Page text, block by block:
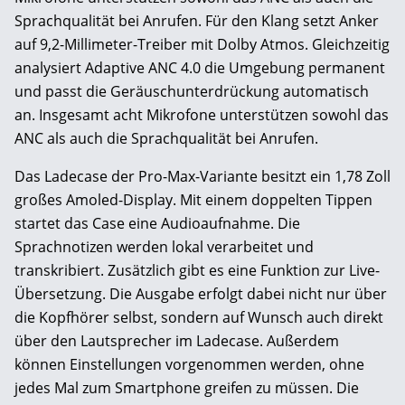
Sprachqualität bei Anrufen. Für den Klang setzt Anker
auf 9,2-Millimeter-Treiber mit Dolby Atmos. Gleichzeitig
analysiert Adaptive ANC 4.0 die Umgebung permanent
und passt die Geräuschunterdrückung automatisch
an. Insgesamt acht Mikrofone unterstützen sowohl das
ANC als auch die Sprachqualität bei Anrufen.
Das Ladecase der Pro-Max-Variante besitzt ein 1,78 Zoll
großes Amoled-Display. Mit einem doppelten Tippen
startet das Case eine Audioaufnahme. Die
Sprachnotizen werden lokal verarbeitet und
transkribiert. Zusätzlich gibt es eine Funktion zur Live-
Übersetzung. Die Ausgabe erfolgt dabei nicht nur über
die Kopfhörer selbst, sondern auf Wunsch auch direkt
über den Lautsprecher im Ladecase. Außerdem
können Einstellungen vorgenommen werden, ohne
jedes Mal zum Smartphone greifen zu müssen. Die